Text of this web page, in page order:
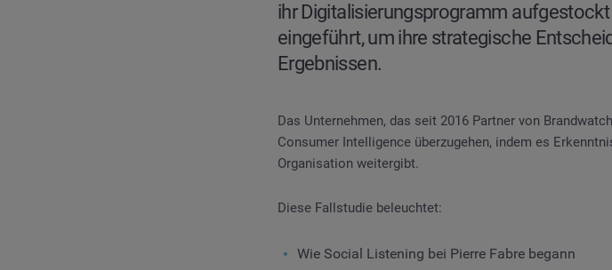
ihr Digitalisierungsprogramm
eingeführt, um ihre strategische
Ergebnissen.
Das Unternehmen, das seit 2016 Partner von
Consumer Intelligence überzugehen, indem es
Organisation weitergibt.
Diese Fallstudie beleuchtet:
Wie Social Listening bei Pierre Fabre begann